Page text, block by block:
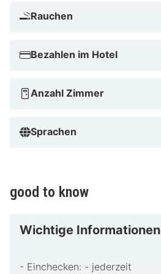
Rauchen
Bezahlen im Hotel
Anzahl Zimmer
Sprachen
good to know
Wichtige Informationen
- Einchecken: - jederzeit